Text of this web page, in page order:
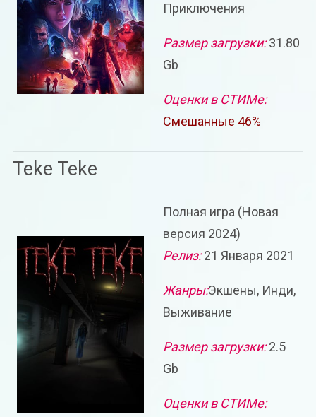
Приключения
Размер загрузки:31.80
Gb
Оценки в СТИМе:
Смешанные 46%
Teke Teke
Полная игра (Новая
версия 2024)
Релиз:21 Января 2021
Жанры:Экшены, Инди,
Выживание
Размер загрузки:2.5
Gb
Оценки в СТИМе: